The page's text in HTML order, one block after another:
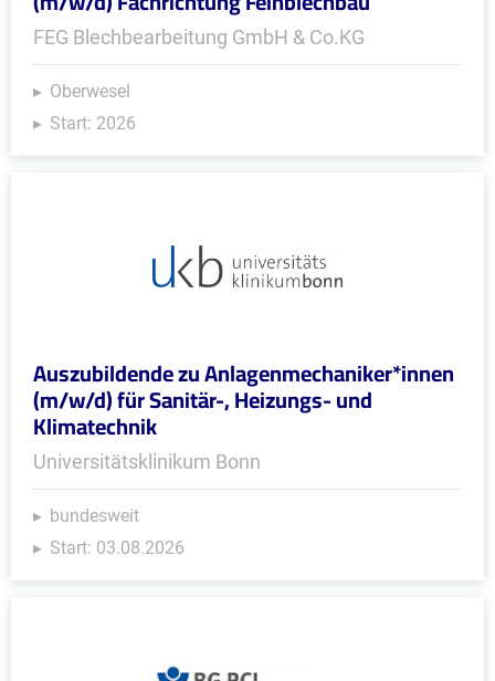
FEG Blechbearbeitung GmbH & Co.KG
Oberwesel
Start: 2026
Auszubildende zu Anlagenmechaniker*innen
(m/w/d) für Sanitär-, Heizungs- und
Klimatechnik
Universitätsklinikum Bonn
bundesweit
Start: 03.08.2026